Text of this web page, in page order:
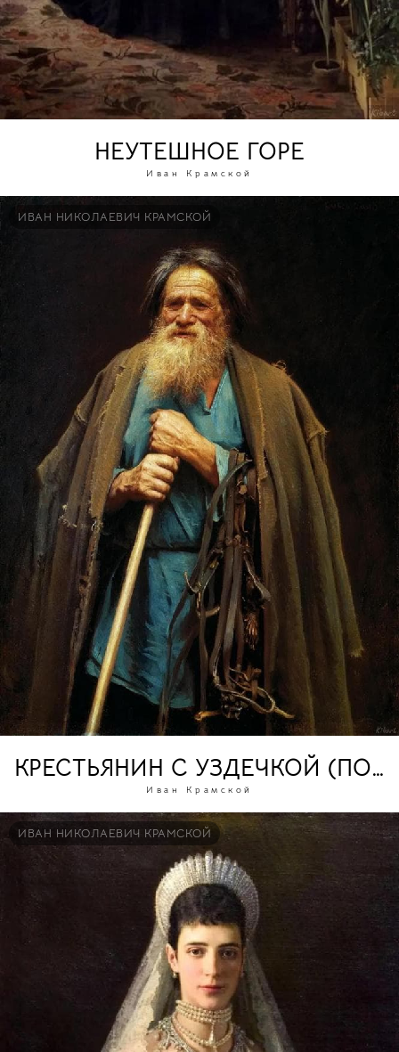
НЕУТЕШНОЕ ГОРЕ
Иван Крамской
ИВАН НИКОЛАЕВИЧ КРАМСКОЙ
КРЕСТЬЯНИН С УЗДЕЧКОЙ
Иван Крамской
ИВАН НИКОЛАЕВИЧ КРАМСКОЙ